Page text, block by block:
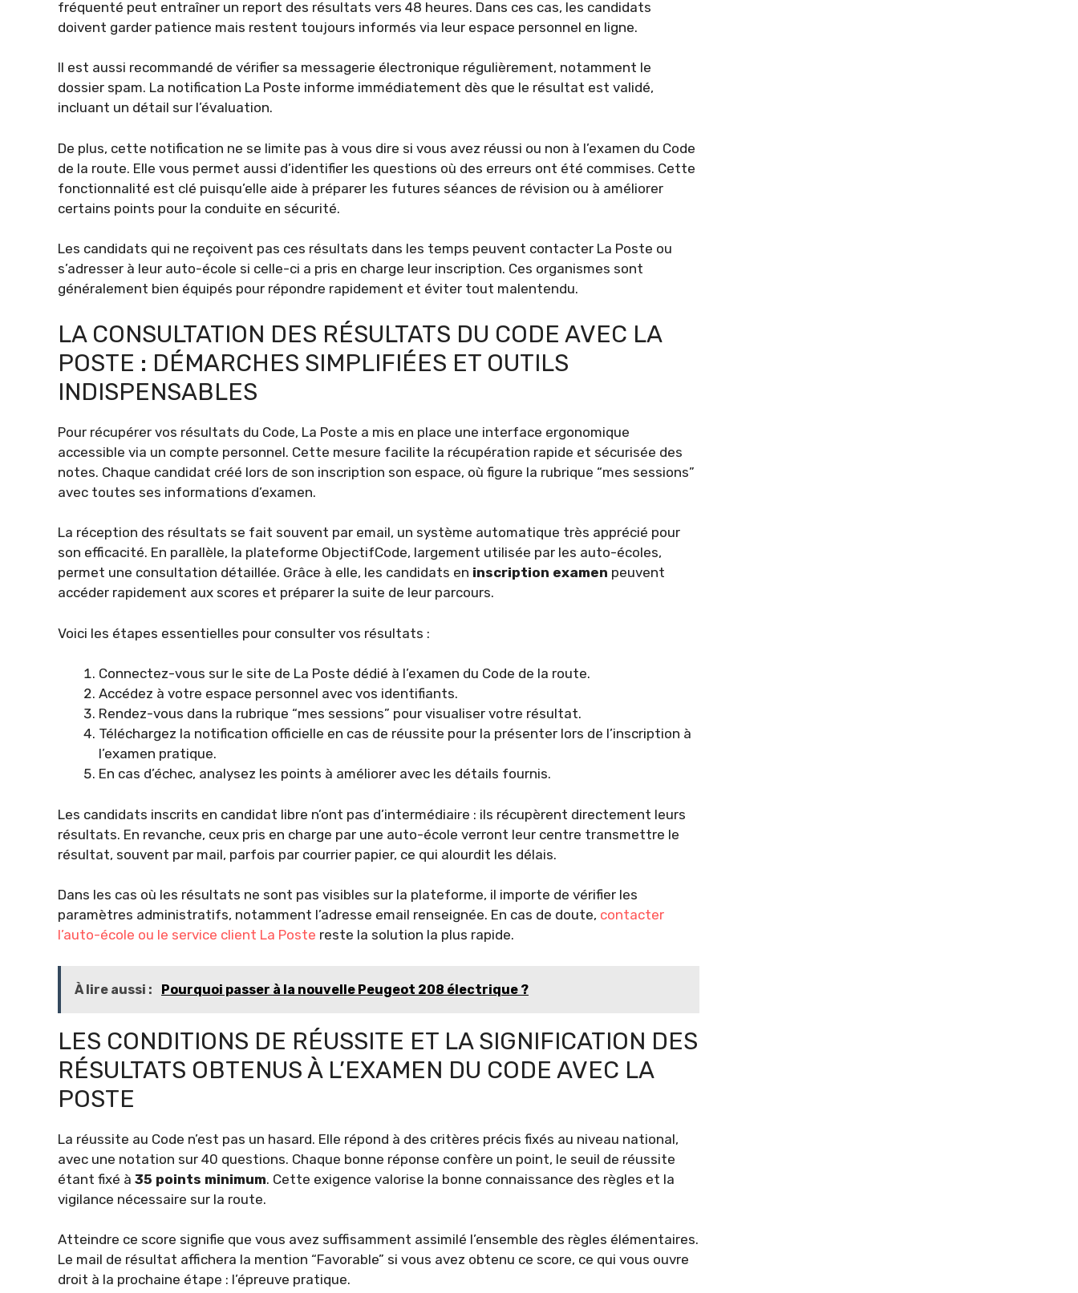
fréquenté peut entraîner un report des résultats vers 48 heures. Dans ces cas, les candidats
doivent garder patience mais restent toujours informés via leur espace personnel en ligne.
Il est aussi recommandé de vérifier sa messagerie électronique régulièrement, notamment le
dossier spam. La notification La Poste informe immédiatement dès que le résultat est validé,
incluant un détail sur l’évaluation.
De plus, cette notification ne se limite pas à vous dire si vous avez réussi ou non à l’examen du Code
de la route. Elle vous permet aussi d’identifier les questions où des erreurs ont été commises. Cette
fonctionnalité est clé puisqu’elle aide à préparer les futures séances de révision ou à améliorer
certains points pour la conduite en sécurité.
Les candidats qui ne reçoivent pas ces résultats dans les temps peuvent contacter La Poste ou
s’adresser à leur auto-école si celle-ci a pris en charge leur inscription. Ces organismes sont
généralement bien équipés pour répondre rapidement et éviter tout malentendu.
LA CONSULTATION DES RÉSULTATS DU CODE AVEC LA
POSTE : DÉMARCHES SIMPLIFIÉES ET OUTILS
INDISPENSABLES
Pour récupérer vos résultats du Code, La Poste a mis en place une interface ergonomique
accessible via un compte personnel. Cette mesure facilite la récupération rapide et sécurisée des
notes. Chaque candidat créé lors de son inscription son espace, où figure la rubrique “mes sessions”
avec toutes ses informations d’examen.
La réception des résultats se fait souvent par email, un système automatique très apprécié pour
son efficacité. En parallèle, la plateforme ObjectifCode, largement utilisée par les auto-écoles,
permet une consultation détaillée. Grâce à elle, les candidats en inscription examen peuvent
accéder rapidement aux scores et préparer la suite de leur parcours.
Voici les étapes essentielles pour consulter vos résultats :
Connectez-vous sur le site de La Poste dédié à l’examen du Code de la route.
Accédez à votre espace personnel avec vos identifiants.
Rendez-vous dans la rubrique “mes sessions” pour visualiser votre résultat.
Téléchargez la notification officielle en cas de réussite pour la présenter lors de l’inscription à
l’examen pratique.
En cas d’échec, analysez les points à améliorer avec les détails fournis.
Les candidats inscrits en candidat libre n’ont pas d’intermédiaire : ils récupèrent directement leurs
résultats. En revanche, ceux pris en charge par une auto-école verront leur centre transmettre le
résultat, souvent par mail, parfois par courrier papier, ce qui alourdit les délais.
Dans les cas où les résultats ne sont pas visibles sur la plateforme, il importe de vérifier les
paramètres administratifs, notamment l’adresse email renseignée. En cas de doute, contacter
l’auto-école ou le service client La Poste reste la solution la plus rapide.
À lire aussi : Pourquoi passer à la nouvelle Peugeot 208 électrique ?
LES CONDITIONS DE RÉUSSITE ET LA SIGNIFICATION DES
RÉSULTATS OBTENUS À L’EXAMEN DU CODE AVEC LA
POSTE
La réussite au Code n’est pas un hasard. Elle répond à des critères précis fixés au niveau national,
avec une notation sur 40 questions. Chaque bonne réponse confère un point, le seuil de réussite
étant fixé à 35 points minimum. Cette exigence valorise la bonne connaissance des règles et la
vigilance nécessaire sur la route.
Atteindre ce score signifie que vous avez suffisamment assimilé l’ensemble des règles élémentaires.
Le mail de résultat affichera la mention “Favorable” si vous avez obtenu ce score, ce qui vous ouvre
droit à la prochaine étape : l’épreuve pratique.